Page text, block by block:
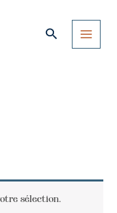
Rechercher
sélection.